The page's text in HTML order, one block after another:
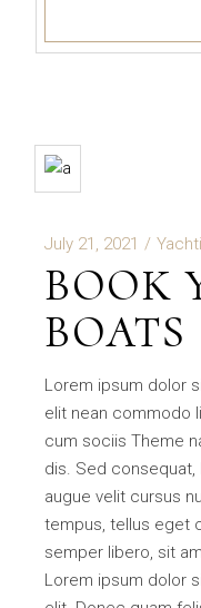
July 21, 2021
BOOK
BOATS
Lorem ipsum dolor
elit nean commodo
cum sociis Theme
dis. Sed
augue velit cursus
tempus, tellus eget
semper libero, sit
Lorem ipsum dolor